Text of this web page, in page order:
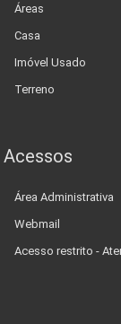
Áreas
Casa
Imóvel Usado
Terreno
Acessos
Área Administrativa
Webmail
Acesso restrito -